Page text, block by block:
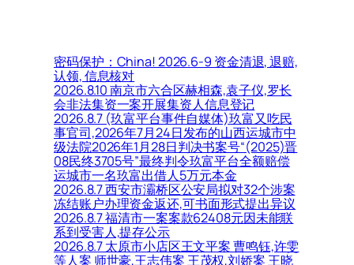
密码保护：China! 2026.6-9 资金清退, 退赔,
认领, 信息核对
2026.8.10 南京市六合区赫相森,袁子仪,罗长
会非法集资一案开展集资人信息登记
2026.8.7 (玖富平台事件自媒体)玖富又吃民
事官司,2026年7月24日发布的山西运城市中
级法院2026年1月28日判决书案号“(2025)晋
08民终3705号”最终判令玖富平台全额赔偿
运城市一名玖富出借人5万元本金
2026.8.7 西安市灞桥区公安局拟对32个涉案
冻结账户办理资金返还,可书面形式提出异议
2026.8.7 福清市一案案款62408元因未能联
系到受害人,提存公示
2026.8.7 太原市小店区王文平案 曹鸣钰,许雯
等人案 师世豪,王志伟案 王茂权,刘娇案 王晓